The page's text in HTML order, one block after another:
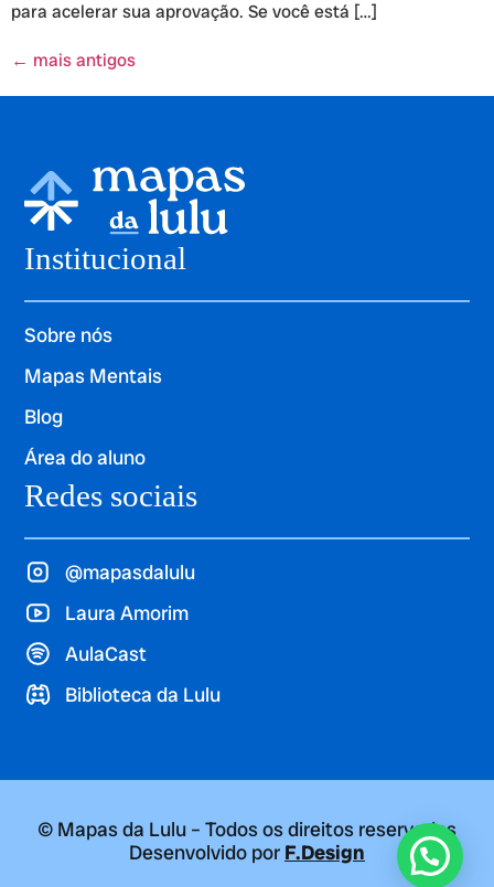
para acelerar sua aprovação. Se você está […]
← mais antigos
Institucional
Sobre nós
Mapas Mentais
Blog
Área do aluno
Redes sociais
@mapasdalulu
Laura Amorim
AulaCast
Biblioteca da Lulu
© Mapas da Lulu – Todos os direitos reservados
Desenvolvido por F.Design